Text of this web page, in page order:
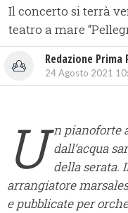
Il concerto si terrà
teatro a mare
Redazione Prima
24 Agosto 2021
U n pianoforte
dall’acqua
della serata.
arrangiatore
e pubblicate per